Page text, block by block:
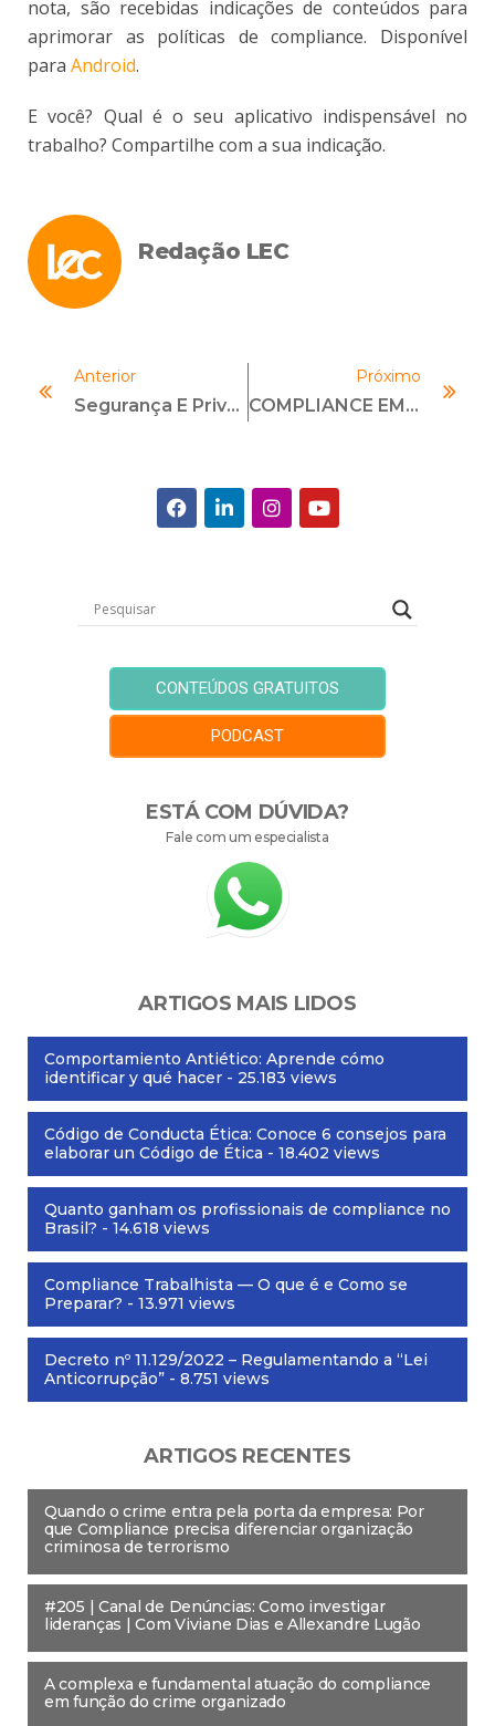
nota, são recebidas indicações de conteúdos para
aprimorar as políticas de compliance. Disponível
para Android.
E você? Qual é o seu aplicativo indispensável no
trabalho? Compartilhe com a sua indicação.
Redação LEC
Anterior
Segurança E Privacidade: Blockchain E O Registro De Dados Pessoais
Próximo
COMPLIANCE EM EMPRESA FAMILIAR: UM MECANISMO ESSENCIAL?
CONTEÚDOS GRATUITOS
PODCAST
ESTÁ COM DÚVIDA?
Fale com um especialista
ARTIGOS MAIS LIDOS
Comportamiento Antiético: Aprende cómo
identificar y qué hacer - 25.183 views
Código de Conducta Ética: Conoce 6 consejos para
elaborar un Código de Ética - 18.402 views
Quanto ganham os profissionais de compliance no
Brasil? - 14.618 views
Compliance Trabalhista — O que é e Como se
Preparar? - 13.971 views
Decreto nº 11.129/2022 – Regulamentando a “Lei
Anticorrupção” - 8.751 views
ARTIGOS RECENTES
Quando o crime entra pela porta da empresa: Por
que Compliance precisa diferenciar organização
criminosa de terrorismo
#205 | Canal de Denúncias: Como investigar
lideranças | Com Viviane Dias e Allexandre Lugão
A complexa e fundamental atuação do compliance
em função do crime organizado